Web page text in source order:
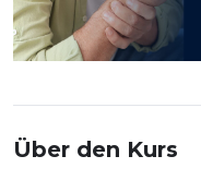
Über den Kurs